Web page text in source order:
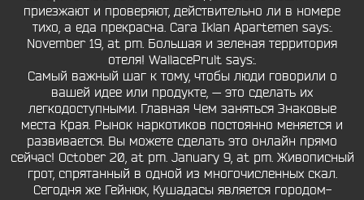
приезжают и проверяют, действительно ли в номере
тихо, а еда прекрасна. Cara Iklan Apartemen says:.
November 19, at pm. Большая и зеленая территория
отеля! WallacePrult says:.
Самый важный шаг к тому, чтобы люди говорили о
вашей идее или продукте, — это сделать их
легкодоступными. Главная Чем заняться Знаковые
места Края. Рынок наркотиков постоянно меняется и
развивается. Вы можете сделать это онлайн прямо
сейчас! October 20, at pm. January 9, at pm. Живописный
грот, спрятанный в одной из многочисленных скал.
Сегодня же Гейнюк, Кушадасы является городом-